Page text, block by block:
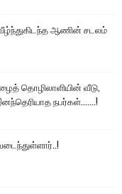
வீழ்ந்துகிடந்த ஆணின் சடலம்
தொழிலாளியின் வீடு,
நபர்கள்.......!